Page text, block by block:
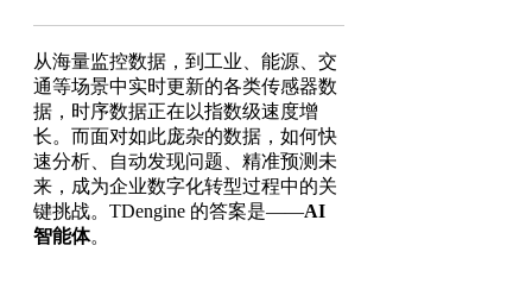
从海量监控数据，到工业、能源、交
通等场景中实时更新的各类传感器数
据，时序数据正在以指数级速度增
长。而面对如此庞杂的数据，如何快
速分析、自动发现问题、精准预测未
来，成为企业数字化转型过程中的关
键挑战。TDengine 的答案是——AI
智能体。